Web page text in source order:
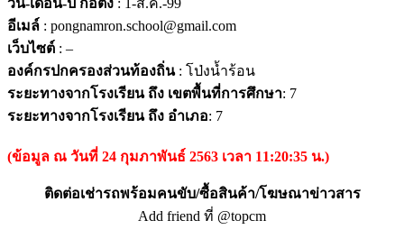
วัน-เดือน-ปี ก่อตั้ง : 1-ส.ค.-99
อีเมล์ : pongnamron.school@gmail.com
เว็บไซต์ : –
องค์กรปกครองส่วนท้องถิ่น: โป่งน้ำร้อน
ระยะทางจากโรงเรียน ถึง เขตพื้นที่การศึกษา: 7
ระยะทางจากโรงเรียน ถึง อำเภอ: 7
(ข้อมูล ณ วันที่ 24 กุมภาพันธ์ 2563 เวลา 11:20:35 น.)
ติดต่อเช่ารถพร้อมคนขับ/ซื้อสินค้า/โฆษณาข่าวสาร
Add friend ที่ @topcm